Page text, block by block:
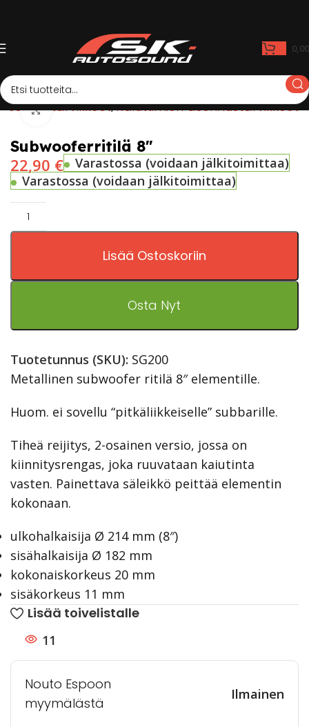
Asennustarvikkeet Kaiuttimien asennustarvikkeet
Click to enlarge
Subwooferritilä 8″
22,90 €
Varastossa (voidaan jälkitoimittaa)
Varastossa (voidaan jälkitoimittaa)
Lisää Ostoskoriin
Osta Nyt
Tuotetunnus (SKU): SG200
Metallinen subwoofer ritilä 8″ elementille.
Huom. ei sovellu “pitkäliikkeiselle” subbarille.
Tiheä reijitys, 2-osainen versio, jossa on
kiinnitysrengas, joka ruuvataan kaiutinta
vasten. Painettava säleikkö peittää elementin
kokonaan.
ulkohalkaisija Ø 214 mm (8″)
sisähalkaisija Ø 182 mm
kokonaiskorkeus 20 mm
sisäkorkeus 11 mm
Lisää toivelistalle
11
Nouto Espoon
myymälästä
Ilmainen